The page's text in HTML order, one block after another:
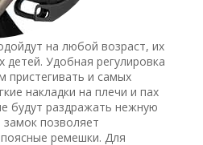
на любой возраст, их
детей. Удобная регулировка
пристегивать и самых
накладки на плечи и пах
будут раздражать нежную
позволяет
ремешки. Для